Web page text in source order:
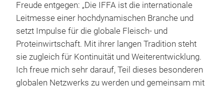
Freude entgegen: „Die IFFA ist die internationale
Leitmesse einer hochdynamischen Branche und
setzt Impulse für die globale Fleisch- und
Proteinwirtschaft. Mit ihrer langen Tradition steht
sie zugleich für Kontinuität und Weiterentwicklung.
Ich freue mich sehr darauf, Teil dieses besonderen
globalen Netzwerks zu werden und gemeinsam mit